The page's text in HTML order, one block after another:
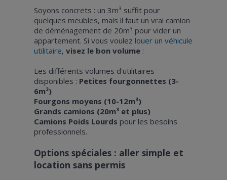
Soyons concrets : un 3m³ suffit pour
quelques meubles, mais il faut un vrai camion
de déménagement de 20m³ pour vider un
appartement. Si vous voulez louer un véhicule
utilitaire, visez le bon volume:
Les différents volumes d'utilitaires
disponibles : Petites fourgonnettes (3-
6m³)
Fourgons moyens (10-12m³)
Grands camions (20m³ et plus)
Camions Poids Lourds pour les besoins
professionnels.
Options spéciales : aller simple et
location sans permis